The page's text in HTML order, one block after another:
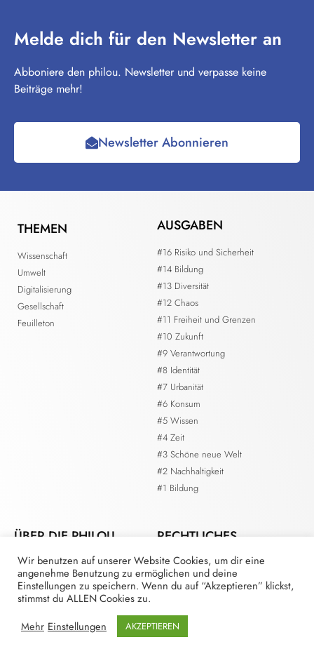
Melde dich für den Newsletter an
Abboniere den philou. Newsletter und verpasse keine
Beiträge mehr!
Newsletter Abonnieren
THEMEN
Wissenschaft
Umwelt
Digitalisierung
Gesellschaft
Feuilleton
AUSGABEN
#16 Risiko und Sicherheit
#14 Bildung
#13 Diversität
#12 Chaos
#11 Freiheit und Grenzen
#10 Zukunft
#9 Verantwortung
#8 Identität
#7 Urbanität
#6 Konsum
#5 Wissen
#4 Zeit
#3 Schöne neue Welt
#2 Nachhaltigkeit
#1 Bildung
ÜBER DIE PHILOU.
Kontakt
Die Redaktion
Mitmachen als Redaktionsmitglied
Mitmachen als Sponsor*in
RECHTLICHES
Impressum
Datenschutzerklärung
Wir benutzen auf unserer Website Cookies, um dir eine
angenehme Benutzung zu ermöglichen und deine
Einstellungen zu speichern. Wenn du auf “Akzeptieren” klickst,
stimmst du ALLEN Cookies zu.
Mehr Einstellungen AKZEPTIEREN